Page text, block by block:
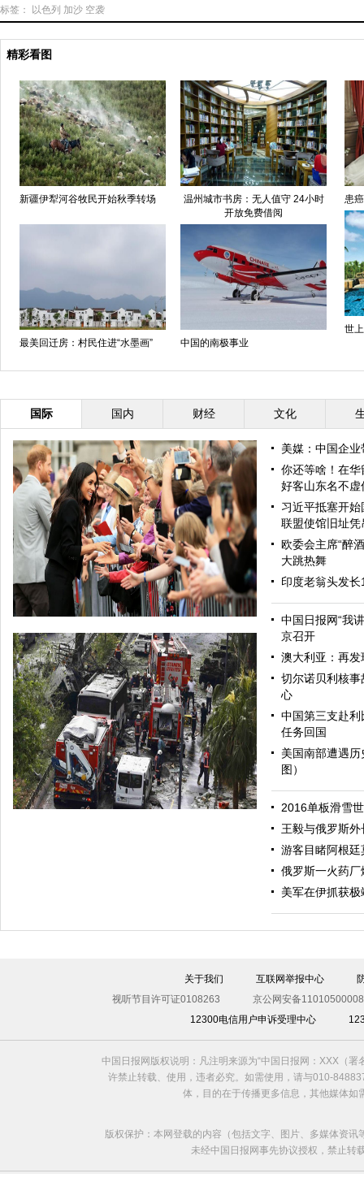
标签： 以色列 加沙 空袭
精彩看图
新疆伊犁河谷牧民开始秋季转场
温州城市书房：无人值守 24小时
开放免费借阅
最美回迁房：村民住进“水墨画” 中国的南极事业
患
世
国际 国内 财经 文化
哈里与梅根亮相都柏林街头接受民众欢迎
美媒：中国企
你还等啥！在
好客山东名不虚
习近平抵塞开
联盟使馆旧址凭
欧委会主席“醉
大跳热舞
印度老翁头发
中国日报网“我
京召开
澳大利亚：再
切尔诺贝利核
心
中国第三支赴
任务回国
美国南部遭遇
图）
2016单板滑雪
王毅与俄罗斯
游客目睹阿根
俄罗斯一火药
美军在伊抓获极
关于我们 互联网举报中心
视听节目许可证0108263
京公网安备
12300电信用户申诉受理中心
中国日报网版权说明：凡注明来源为“中国日报网：XXX（
许禁止转载、使用，违者必究。如需使用，请与010-
体，目的在于传播更多信息，其他媒体
版权保护：本网登载的内容（包括文字、图片、多媒体资
未经中国日报网事先协议授权，禁止转